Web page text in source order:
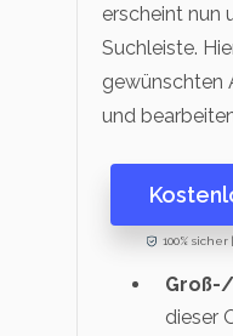
erscheint nun
Suchleiste.
gewünschten
und
100%
dieser